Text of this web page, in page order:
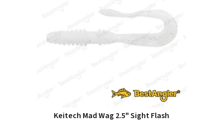
Keitech Mad Wag 2.5" Sight Flash